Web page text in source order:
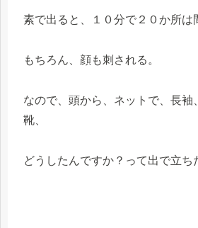
素で出ると、１０分で２０か所は
もちろん、顔も刺される。
なので、頭から、ネットで、長袖
靴、
どうしたんですか？って出で立ち